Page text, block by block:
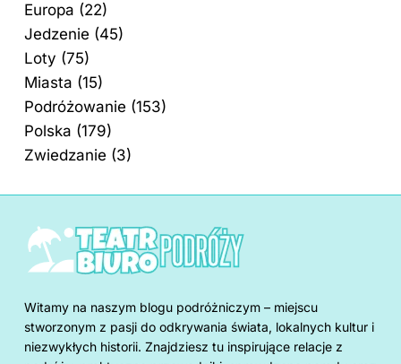
Europa (22)
Jedzenie (45)
Loty (75)
Miasta (15)
Podróżowanie (153)
Polska (179)
Zwiedzanie (3)
Witamy na naszym blogu podróżniczym – miejscu
stworzonym z pasji do odkrywania świata, lokalnych kultur i
niezwykłych historii. Znajdziesz tu inspirujące relacje z